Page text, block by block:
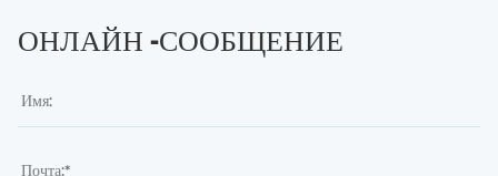
ОНЛАЙН -СООБЩЕНИЕ